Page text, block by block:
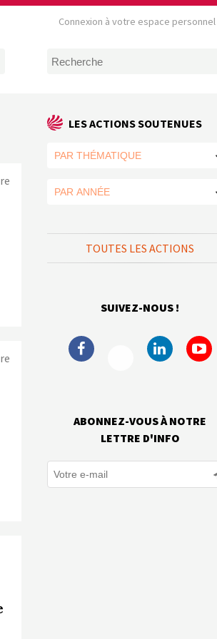
Connexion à votre espace personnel
LES ACTIONS SOUTENUES
TOUTES LES ACTIONS
SUIVEZ-NOUS !
ABONNEZ-VOUS À NOTRE
LETTRE D'INFO